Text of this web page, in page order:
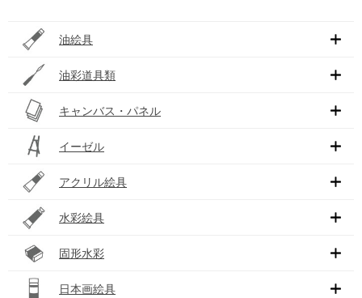
油絵具
油彩道具類
キャンバス・パネル
イーゼル
アクリル絵具
水彩絵具
固形水彩
日本画絵具